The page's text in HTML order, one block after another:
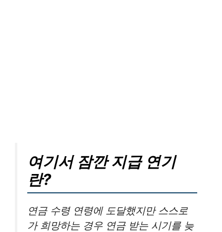
여기서 잠깐 지급 연기
란?
연금 수령 연령에 도달했지만 스스로
가 희망하는 경우 연금 받는 시기를 늦